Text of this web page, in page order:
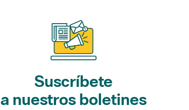
Suscríbete
a nuestros boletines